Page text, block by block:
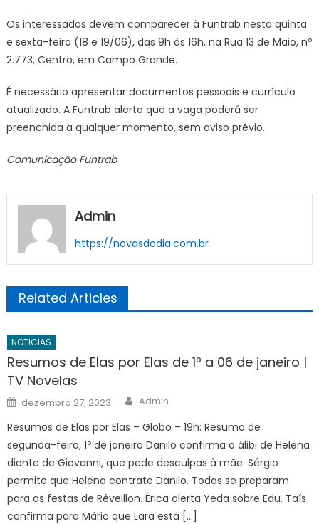
Sul
Os interessados devem comparecer à Funtrab nesta quinta
e sexta-feira (18 e 19/06), das 9h às 16h, na Rua 13 de Maio, nº
2.773, Centro, em Campo Grande.
É necessário apresentar documentos pessoais e currículo
atualizado. A Funtrab alerta que a vaga poderá ser
preenchida a qualquer momento, sem aviso prévio.
Comunicação Funtrab
Admin
https://novasdodia.com.br
Related Articles
NOTICIAS
Resumos de Elas por Elas de 1º a 06 de janeiro |
TV Novelas
Posted
on
dezembro 27, 2023 Author
Admin
Resumos de Elas por Elas – Globo – 19h: Resumo de
segunda-feira, 1º de janeiro Danilo confirma o álibi de Helena
diante de Giovanni, que pede desculpas à mãe. Sérgio
permite que Helena contrate Danilo. Todas se preparam
para as festas de Réveillon. Érica alerta Yeda sobre Edu. Taís
confirma para Mário que Lara está […]